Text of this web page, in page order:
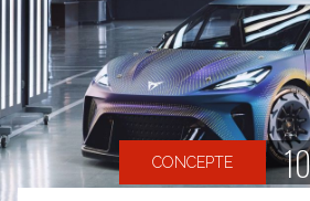
CONCEPTE 10